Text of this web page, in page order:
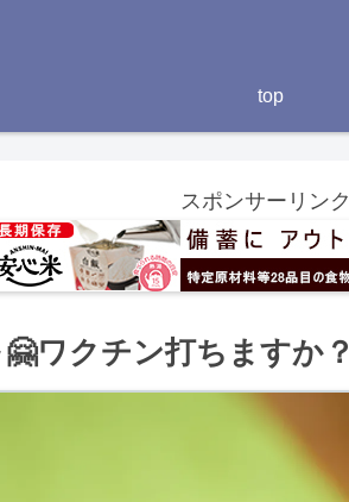
top
スポンサーリンク
ワクチン打ちますか？